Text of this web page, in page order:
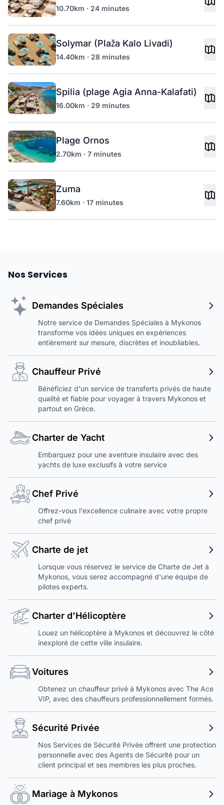
10.70km · 24 minutes
Solymar (Plaža Kalo Livadi)
14.40km · 28 minutes
Spilia (plage Agia Anna-Kalafati)
16.00km · 29 minutes
Plage Ornos
2.70km · 7 minutes
Zuma
7.60km · 17 minutes
Nos Services
Demandes Spéciales
Notre service de Demandes Spéciales à Mykonos
transforme vos idées uniques en expériences
entièrement sur mesure, discrètes et inoubliables.
Chauffeur Privé
Bénéficiez d'un service de transferts privés de haute
qualité et fiable pour voyager à travers Mykonos et
partout en Grèce.
Charter de Yacht
Embarquez pour une aventure insulaire avec des
yachts de luxe exclusifs à votre service
Chef Privé
Offrez-vous l'excellence culinaire avec votre propre
chef privé
Charte de jet
Lorsque vous réservez le service de Charte de Jet à
Mykonos, vous serez accompagné d'une équipe de
pilotes experts.
Charter d'Hélicoptère
Louez un hélicoptère à Mykonos et découvrez le côté
inexploré de cette ville insulaire.
Voitures
Obtenez un chauffeur privé à Mykonos avec The Ace
VIP, avec des chauffeurs professionnellement formés.
Sécurité Privée
Nos Services de Sécurité Privée offrent une protection
personnelle avec des Agents de Sécurité pour un
client principal et ses membres les plus proches.
Mariage à Mykonos